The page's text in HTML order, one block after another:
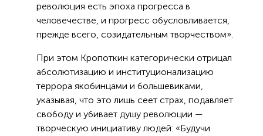
революция есть эпоха прогресса в
человечестве, и прогресс обусловливается,
прежде всего, созидательным творчеством».
При этом Кропоткин категорически отрицал
абсолютизацию и институционализацию
террора якобинцами и большевиками,
указывая, что это лишь сеет страх, подавляет
свободу и убивает душу революции —
творческую инициативу людей: «Будучи